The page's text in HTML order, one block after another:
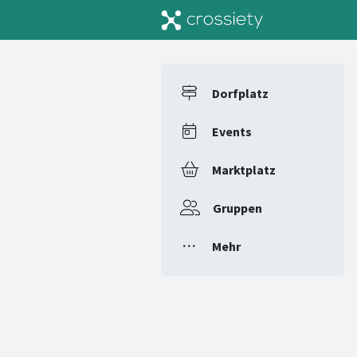
Dorfplatz
Events
Marktplatz
Gruppen
Mehr